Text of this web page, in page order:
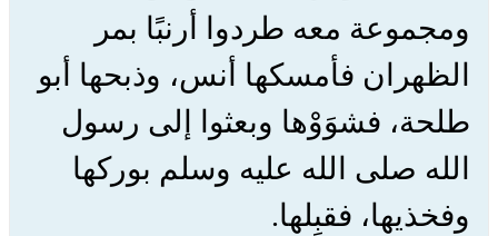
ومجموعة معه طردوا أرنبًا بمر
الظهران فأمسكها أنس، وذبحها أبو
طلحة، فشوَوْها وبعثوا إلى رسول
الله صلى الله عليه وسلم بوركها
وفخذيها، فقبِلها.